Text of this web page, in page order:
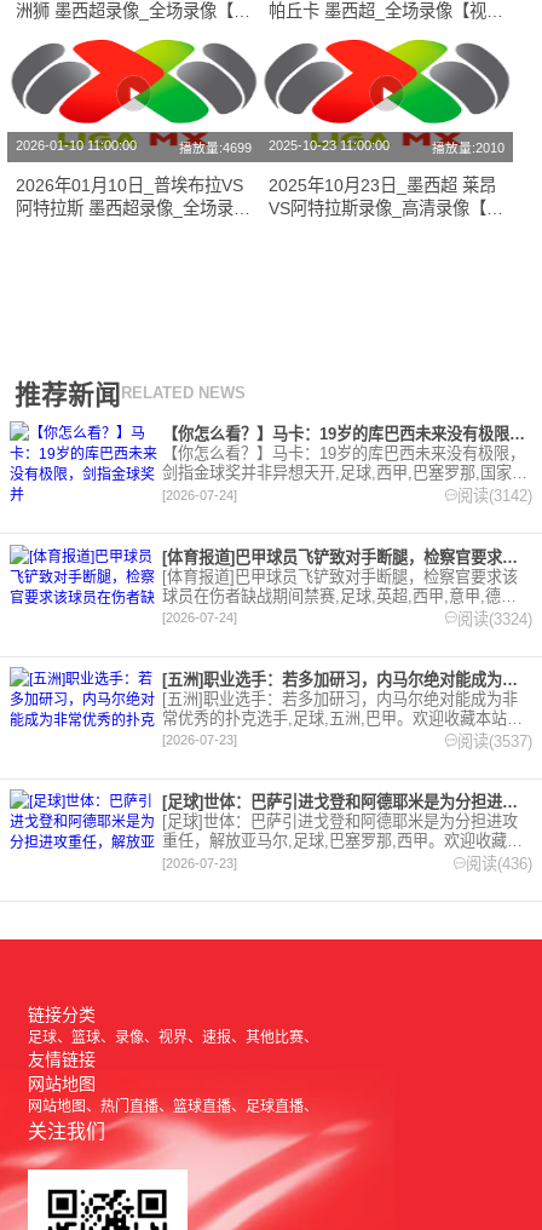
洲狮 墨西超录像_全场录像【全
帕丘卡 墨西超_全场录像【视频
2026-01-10 11:00:00 播放量:4699
2026年01月10日_普埃布拉VS
阿特拉斯 墨西超录像_全场录像
2025-10-23 11:00:00 播放量:2010
2025年10月23日_墨西超 莱昂
VS阿特拉斯录像_高清录像【全
推荐新闻 RELATED NEWS
【你怎么看？】马卡：19岁的库巴西未来没有极限，剑指金球奖并
【你怎么看？】马卡：19岁的库巴西未来没有极限，
剑指金球奖并非异想天开,足球,西甲,巴塞罗那,国家
队,世界杯,西班牙。欢迎收藏本站，24小时为你更新
[2026-07-24] 阅读(3142)
[体育报道]巴甲球员飞铲致对手断腿，检察官要求该球员在伤者缺
[体育报道]巴甲球员飞铲致对手断腿，检察官要求该
球员在伤者缺战期间禁赛,足球,英超,西甲,意甲,德甲,
法甲,五洲,巴甲。欢迎收藏本站，24小时为你更新最
[2026-07-24] 阅读(3324)
[五洲]职业选手：若多加研习，内马尔绝对能成为非常优秀的扑克
[五洲]职业选手：若多加研习，内马尔绝对能成为非
常优秀的扑克选手,足球,五洲,巴甲。欢迎收藏本站，
24小时为你更新最新的足球，篮球体育资讯。
[2026-07-23] 阅读(3537)
[足球]世体：巴萨引进戈登和阿德耶米是为分担进攻重任，解放亚
[足球]世体：巴萨引进戈登和阿德耶米是为分担进攻
重任，解放亚马尔,足球,巴塞罗那,西甲。欢迎收藏本
站，24小时为你更新最新的足球，篮球体育资讯。
[2026-07-23] 阅读(436)
链接分类
足球 篮球 录像 视界 速报 其他比赛
友情链接
网站地图
网站地图 热门直播 篮球直播 足球直播
关注我们